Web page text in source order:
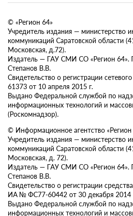
© «Регион 64»
Учредитель издания — министерство
коммуникаций Саратовской области
Московская, д.72).
Издатель — ГАУ СМИ СО «Регион 64».
Степанов В.В.
Свидетельство о регистрации
61373 от 10 апреля 2015 г.
Выдано Федеральной службой по
информационных технологий и
(Роскомнадзор).
© Информационное агентство «Регион
Учредитель издания — министерство
коммуникаций Саратовской области
Московская, д. 72).
Издатель — ГАУ СМИ СО «Регион 64».
Степанов В.В.
Свидетельство о регистрации
ИА № ФС77-60442 от 30 декабря 2014
Выдано Федеральной службой по
информационных технологий и